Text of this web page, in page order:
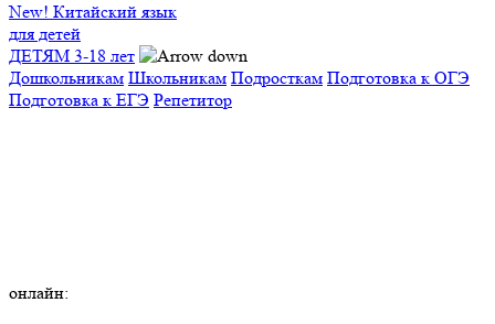
New! Китайский язык
для детей
ДЕТЯМ 3-18 лет
Дошкольникам Школьникам Подросткам Подготовка к ОГЭ
Подготовка к ЕГЭ Репетитор
онлайн: